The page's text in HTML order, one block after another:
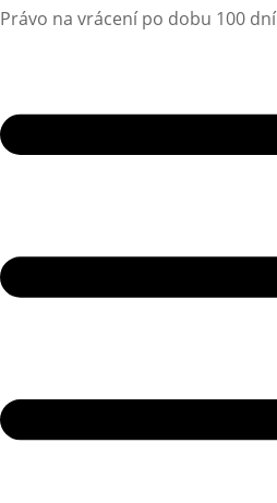
Právo na vrácení po dobu 100 dní